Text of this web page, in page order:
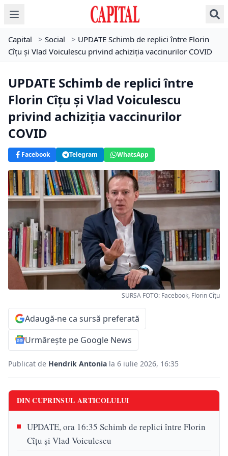
Capital > Social > UPDATE Schimb de replici între Florin
Cîțu și Vlad Voiculescu privind achiziția vaccinurilor COVID
UPDATE Schimb de replici între
Florin Cîțu și Vlad Voiculescu
privind achiziția vaccinurilor
COVID
Facebook Telegram WhatsApp
SURSA FOTO: Facebook, Florin Cîţu
Adaugă-ne ca sursă preferată
Urmărește pe Google News
Publicat de Hendrik Antonia la 6 iulie 2026, 16:35
DIN CUPRINSUL ARTICOLULUI
UPDATE, ora 16:35 Schimb de replici între Florin
Cîțu și Vlad Voiculescu